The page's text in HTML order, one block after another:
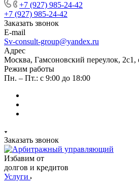
+7 (927) 985-24-42
+7 (927) 985-24-42
Заказать звонок
E-mail
Sv-consult-group@yandex.ru
Адрес
Москва, Гамсоновский переулок, 2с1,
Режим работы
Пн. – Пт.: с 9:00 до 18:00
Заказать звонок
Избавим от
долгов и кредитов
Услуги